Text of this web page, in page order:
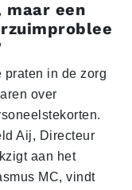
maar een
praten in de zorg
over
Aij, Directeur
aan het
MC, vindt